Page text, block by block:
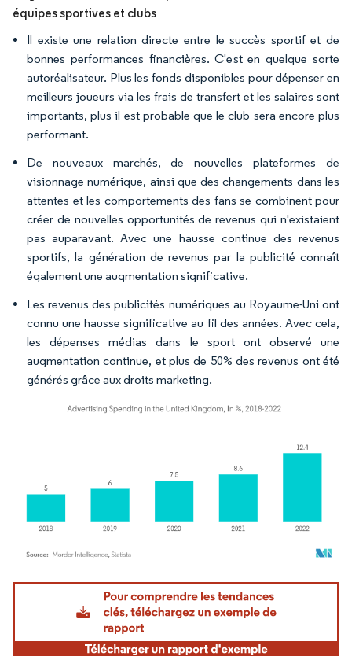
équipes sportives et clubs
Il existe une relation directe entre le succès sportif et de
bonnes performances financières. C'est en quelque sorte
autoréalisateur. Plus les fonds disponibles pour dépenser en
meilleurs joueurs via les frais de transfert et les salaires sont
importants, plus il est probable que le club sera encore plus
performant.
De nouveaux marchés, de nouvelles plateformes de
visionnage numérique, ainsi que des changements dans les
attentes et les comportements des fans se combinent pour
créer de nouvelles opportunités de revenus qui n'existaient
pas auparavant. Avec une hausse continue des revenus
sportifs, la génération de revenus par la publicité connaît
également une augmentation significative.
Les revenus des publicités numériques au Royaume-Uni ont
connu une hausse significative au fil des années. Avec cela,
les dépenses médias dans le sport ont observé une
augmentation continue, et plus de 50% des revenus ont été
générés grâce aux droits marketing.
Image © Mordor Intelligence. La réutilisation nécessite une attribution sous CC BY